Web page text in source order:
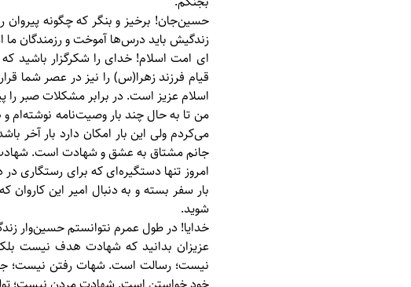
حسين‌جان! برخيز و بنگر كه چگونه پيروان
زندگيش بايد درس‌ها آموخت و رزمندگان ما
ای امت اسلام! خدای را شكرگزار باشيد
قيام فرزند زهرا(س) را نيز در عصر شما
اسلام عزيز است. در برابر مشكلات صبر را
من تا به حال چند بار وصيت‌نامه نوشته‌ام و
می‌كردم ولی اين بار امكان دارد بار آخر
جانم مشتاق به عشق و شهادت است.
امروز تنها دستگيره‌ای كه برای
بار سفر بسته و به دنبال امير اين
شويد.
خدايا! در طول عمرم نتوانستم حسين‌وار
عزيزان بدانيد كه شهادت هدف نيست
نيست؛ رسالت است. شهات رفتن نيست؛